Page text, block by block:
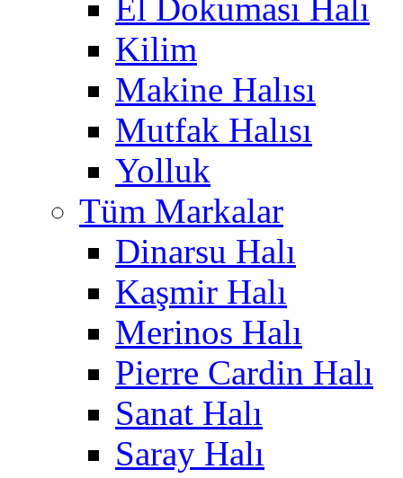
El Dokuması Halı
Kilim
Makine Halısı
Mutfak Halısı
Yolluk
Tüm Markalar
Dinarsu Halı
Kaşmir Halı
Merinos Halı
Pierre Cardin Halı
Sanat Halı
Saray Halı